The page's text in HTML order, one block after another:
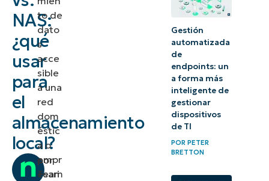
NAS:
¿qué
usar
para
el
almacenamiento
local?
por
Team
para
to de
dato
s
acce
sible
a una
red
dom
éstic
a o
empr
esari
Gestión
automatizada
de
endpoints: un
a forma más
inteligente de
gestionar
dispositivos
de TI
PORPETER
BRETTON